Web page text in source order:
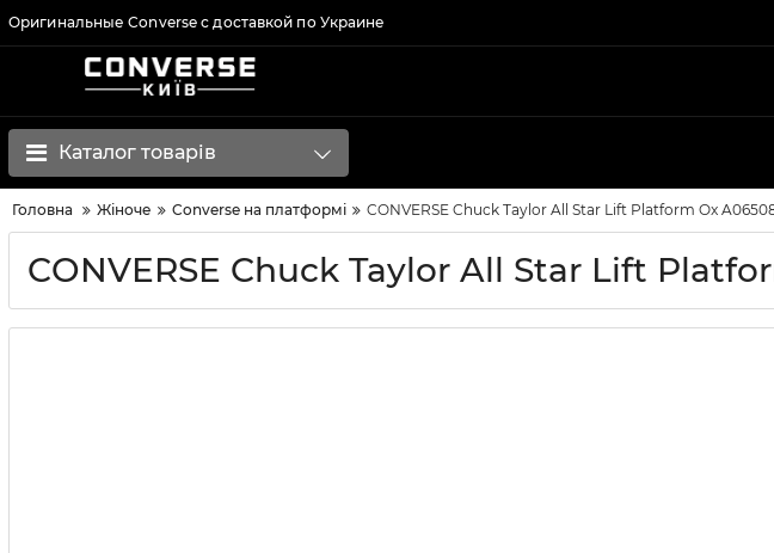
Оригинальные Converse с доставкой по Украине
Каталог товарів
Головна Жіноче Converse на платформі CONVERSE Chuck Taylor All Star Lift Platform Ox
CONVERSE Chuck Taylor All Star Lift